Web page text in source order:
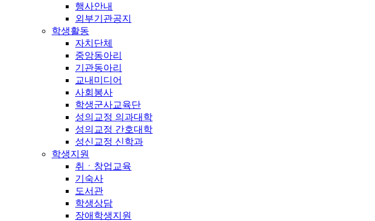
행사안내
외부기관공지
학생활동
자치단체
중앙동아리
기관동아리
교내미디어
사회봉사
학생군사교육단
성의교정 의과대학
성의교정 간호대학
성신교정 신학과
학생지원
취ㆍ창업교육
기숙사
도서관
학생상담
장애학생지원